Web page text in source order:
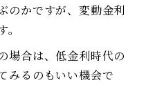
のかですが、変動金利
場合は、低金利時代の
みるのもいい機会で